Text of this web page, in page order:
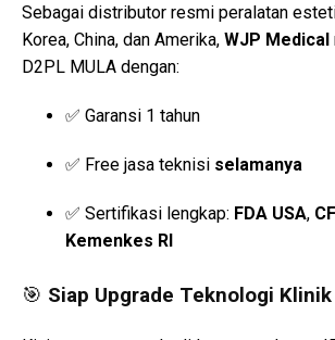
Sebagai distributor resmi peralatan
Korea, China, dan Amerika, WJP Medical
D2PL MULA dengan:
✅ Garansi 1 tahun
✅ Free jasa teknisi selamanya
✅ Sertifikasi lengkap: FDA USA,
Kemenkes RI
🎯 Siap Upgrade Teknologi Klinik